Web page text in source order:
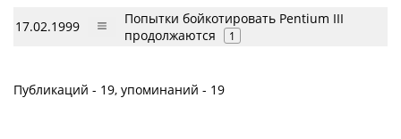
17.02.1999
Попытки бойкотировать Pentium III
продолжаются
1
Публикаций - 19, упоминаний - 19